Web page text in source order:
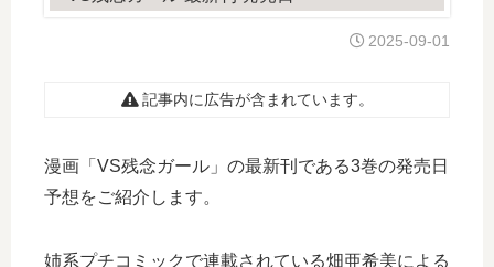
2025-09-01
記事内に広告が含まれています。
漫画「VS残念ガール」の最新刊である3巻の発売日
予想をご紹介します。
姉系プチコミックで連載されている畑亜希美による